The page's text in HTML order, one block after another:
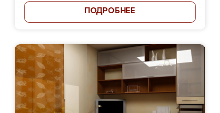
ПОДРОБНЕЕ